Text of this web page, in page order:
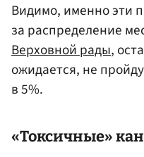
Видимо, именно эти
за распределение
Верховной рады,
ожидается, не
в 5%.
«Токсичные»